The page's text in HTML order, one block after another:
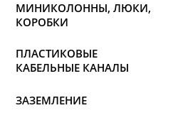
МИНИКОЛОННЫ, ЛЮКИ,
КОРОБКИ
ПЛАСТИКОВЫЕ
КАБЕЛЬНЫЕ КАНАЛЫ
ЗАЗЕМЛЕНИЕ